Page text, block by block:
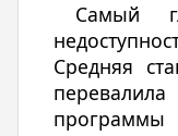
Самый
Средняя
программы